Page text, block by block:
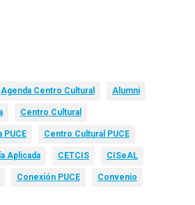
Agenda Centro Cultural Alumni
Centro Cultural
PUCE Centro Cultural PUCE
Aplicada CETCIS CISeAL
Conexión PUCE Convenio